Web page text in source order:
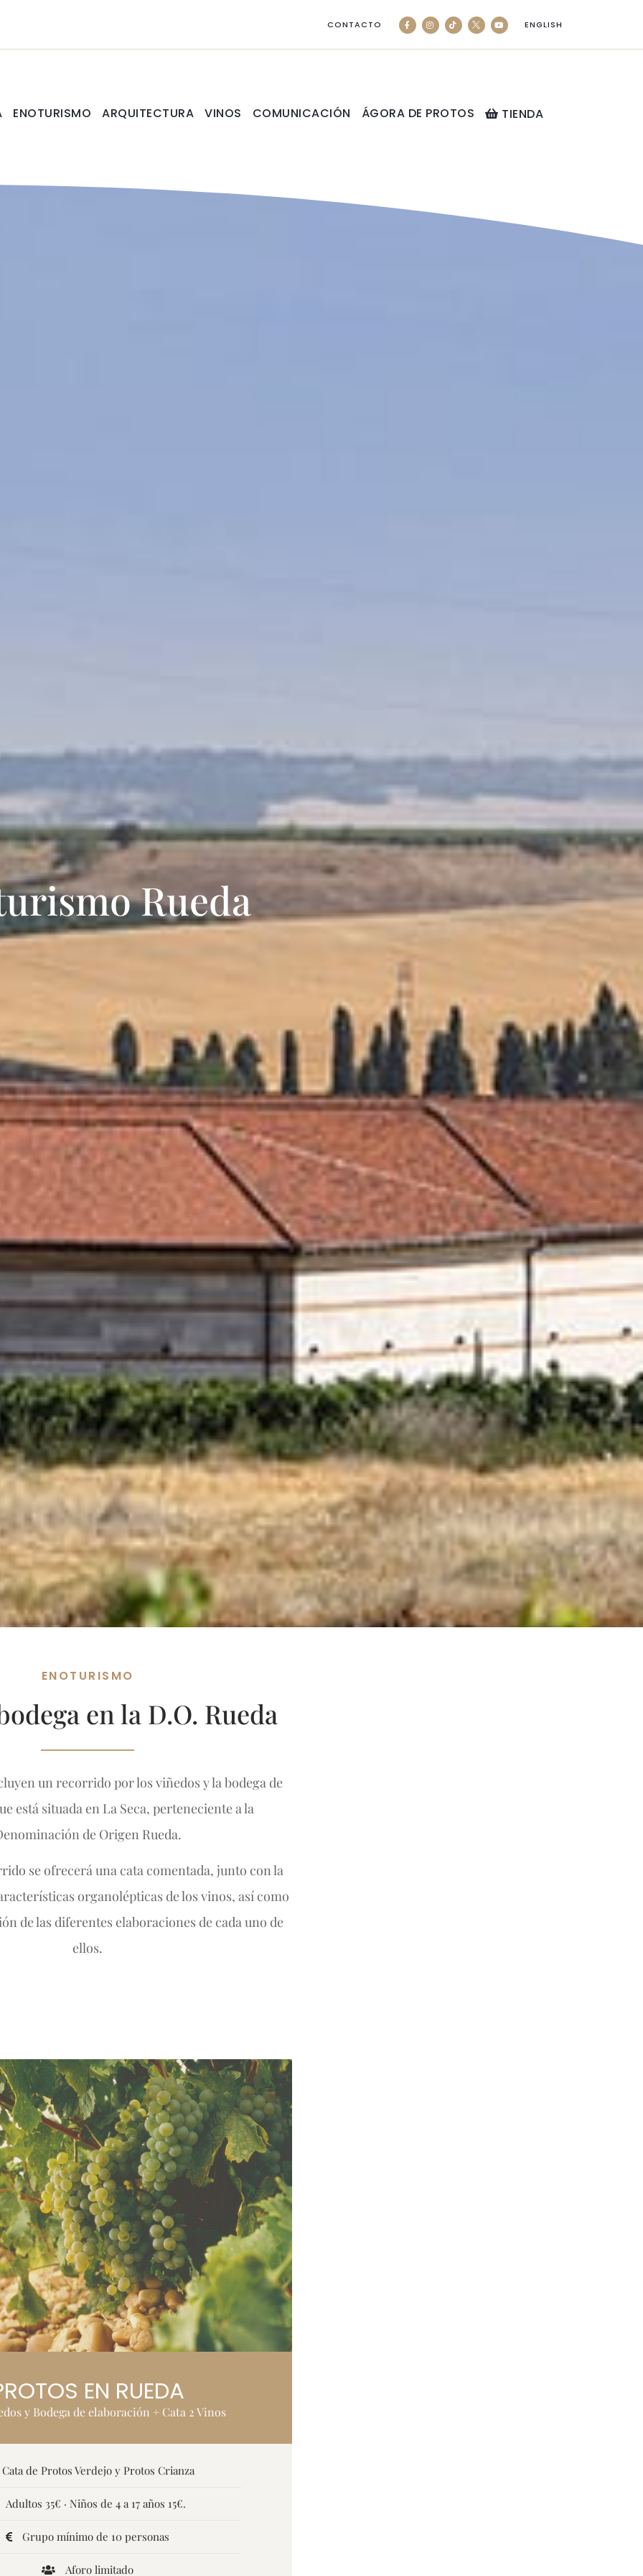
CONTACTO ENGLISH
ENOTURISMO ARQUITECTURA VINOS COMUNICACIÓN ÁGORA DE PROTOS TIENDA
Rueda
ENOTURISMO
en la D.O. Rueda
un recorrido por los viñedos y la bodega de
está situada en La Seca, perteneciente a la
de Origen Rueda.
se ofrecerá una cata comentada, junto con la
organolépticas de los vinos, así como
de las diferentes elaboraciones de cada uno de
ellos.
EN RUEDA
y Bodega de elaboración + Cata 2 Vinos
Cata de Protos Verdejo y Protos Crianza
Adultos 35€ · Niños de 4 a 17 años 15€.
Grupo mínimo de 10 personas
Aforo limitado